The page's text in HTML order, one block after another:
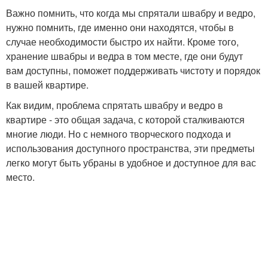
Важно помнить, что когда мы спрятали швабру и ведро,
нужно помнить, где именно они находятся, чтобы в
случае необходимости быстро их найти. Кроме того,
хранение швабры и ведра в том месте, где они будут
вам доступны, поможет поддерживать чистоту и порядок
в вашей квартире.
Как видим, проблема спрятать швабру и ведро в
квартире - это общая задача, с которой сталкиваются
многие люди. Но с немного творческого подхода и
использования доступного пространства, эти предметы
легко могут быть убраны в удобное и доступное для вас
место.